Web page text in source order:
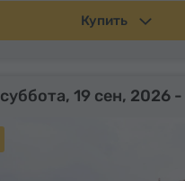
Купить
суббота, 19 сен, 2026 -